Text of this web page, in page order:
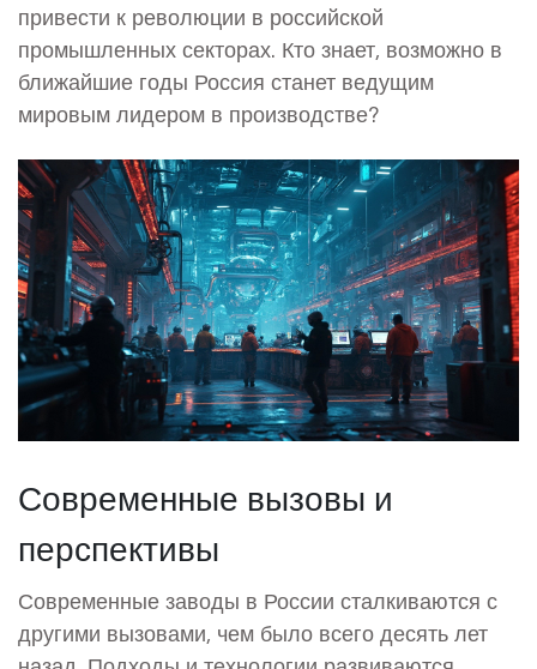
привести к революции в российской
промышленных секторах. Кто знает, возможно в
ближайшие годы Россия станет ведущим
мировым лидером в производстве?
Современные вызовы и
перспективы
Современные заводы в России сталкиваются с
другими вызовами, чем было всего десять лет